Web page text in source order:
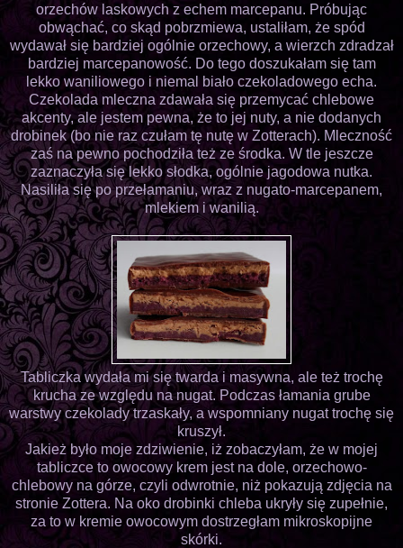
orzechów laskowych z echem marcepanu. Próbując
obwąchać, co skąd pobrzmiewa, ustaliłam, że spód
wydawał się bardziej ogólnie orzechowy, a wierzch zdradzał
bardziej marcepanowość. Do tego doszukałam się tam
lekko waniliowego i niemal biało czekoladowego echa.
Czekolada mleczna zdawała się przemycać chlebowe
akcenty, ale jestem pewna, że to jej nuty, a nie dodanych
drobinek (bo nie raz czułam tę nutę w Zotterach). Mleczność
zaś na pewno pochodziła też ze środka. W tle jeszcze
zaznaczyła się lekko słodka, ogólnie jagodowa nutka.
Nasiliła się po przełamaniu, wraz z nugato-marcepanem,
mlekiem i wanilią.
Tabliczka wydała mi się twarda i masywna, ale też trochę
krucha ze względu na nugat. Podczas łamania grube
warstwy czekolady trzaskały, a wspomniany nugat trochę się
kruszył.
Jakież było moje zdziwienie, iż zobaczyłam, że w mojej
tabliczce to owocowy krem jest na dole, orzechowo-
chlebowy na górze, czyli odwrotnie, niż pokazują zdjęcia na
stronie Zottera. Na oko drobinki chleba ukryły się zupełnie,
za to w kremie owocowym dostrzegłam mikroskopijne
skórki.